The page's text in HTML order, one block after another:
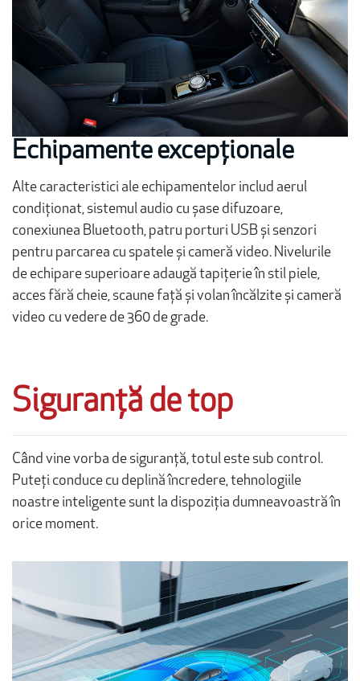
Echipamente excepționale
Alte caracteristici ale echipamentelor includ aerul
condiționat, sistemul audio cu șase difuzoare,
conexiunea Bluetooth, patru porturi USB și senzori
pentru parcarea cu spatele și cameră video. Nivelurile
de echipare superioare adaugă tapițerie în stil piele,
acces fără cheie, scaune față și volan încălzite și cameră
video cu vedere de 360 de grade.
Siguranță de top
Când vine vorba de siguranță, totul este sub control.
Puteți conduce cu deplină încredere, tehnologiile
noastre inteligente sunt la dispoziția dumneavoastră în
orice moment.